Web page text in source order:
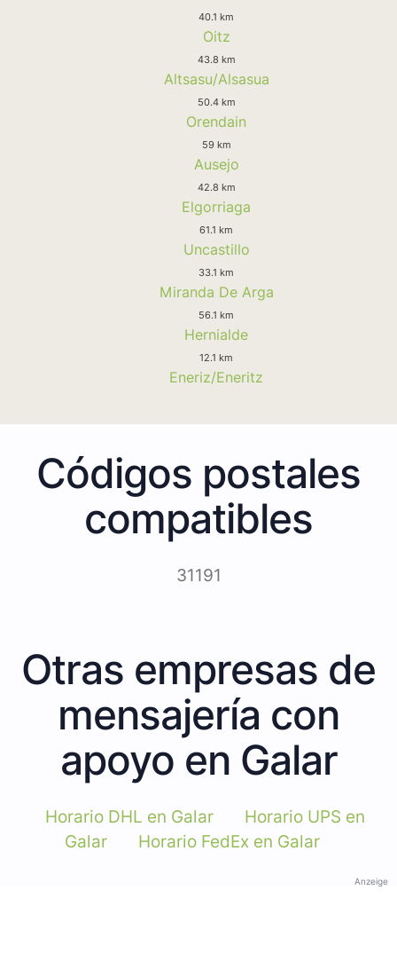
40.1 km
Oitz
43.8 km
Altsasu/Alsasua
50.4 km
Orendain
59 km
Ausejo
42.8 km
Elgorriaga
61.1 km
Uncastillo
33.1 km
Miranda De Arga
56.1 km
Hernialde
12.1 km
Eneriz/Eneritz
Códigos postales
compatibles
31191
Otras empresas de
mensajería con
apoyo en Galar
Horario DHL en Galar
Horario UPS en
Galar
Horario FedEx en Galar
Anzeige